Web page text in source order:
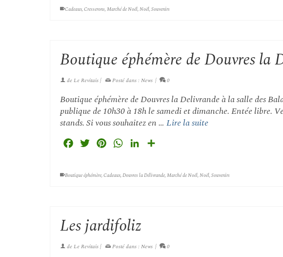
Cadeaux,Cresserons,Marché de Noël,Noël,Souvenirs
Boutique éphémère de Douvres la
deLe Revitais| Posté dans : News | 0
Boutique éphémère de Douvres la Delivrande à la salle des
publique de 10h30 à 18h le samedi et dimanche. Entée libre.
stands. Si vous souhaitez en … Lire la suite
FacebookTwitterPinterestWhatsAppLinkedIn
Boutique éphémère,Cadeaux,Douvres la Délivrande,Marché de Noël,Noël,Souvenirs
Les jardifoliz
deLe Revitais| Posté dans : News | 0